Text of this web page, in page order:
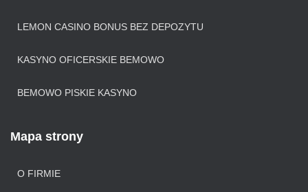
LEMON CASINO BONUS BEZ DEPOZYTU
KASYNO OFICERSKIE BEMOWO
BEMOWO PISKIE KASYNO
Mapa strony
O FIRMIE